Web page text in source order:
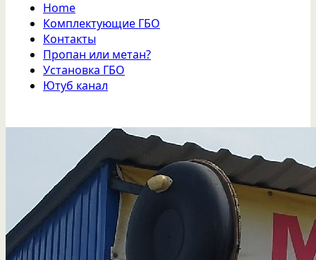
Home
Комплектующие ГБО
Контакты
Пропан или метан?
Установка ГБО
Ютуб канал